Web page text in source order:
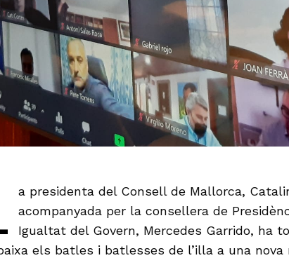
a presidenta del Consell de Mallorca,
acompanyada per la consellera de
Igualtat del Govern, Mercedes Garrido, ha
els batles i batlesses de l’illa a una